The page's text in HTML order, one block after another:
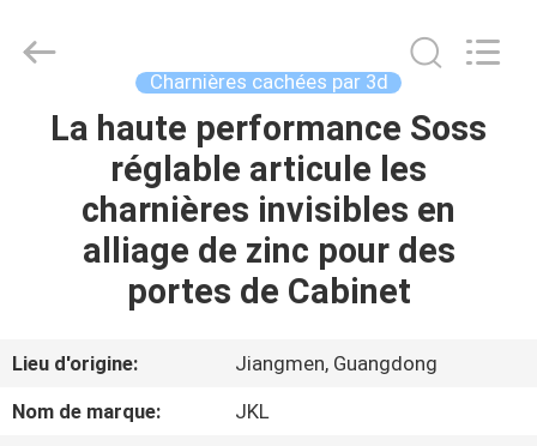
MAISON
PRODUITS
DE
NOUS
Co.,Ltd.
Developed
Charnières cachées par 3d
La haute performance Soss
réglable articule les
charnières invisibles en
alliage de zinc pour des
portes de Cabinet
Lieu d'origine:
Jiangmen, Guangdong
Nom de marque:
JKL